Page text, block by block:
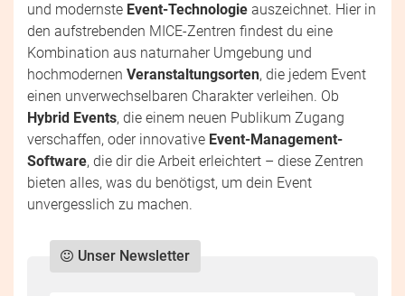
und modernste Event-Technologie auszeichnet. Hier in
den aufstrebenden MICE-Zentren findest du eine
Kombination aus naturnaher Umgebung und
hochmodernen Veranstaltungsorten, die jedem Event
einen unverwechselbaren Charakter verleihen. Ob
Hybrid Events, die einem neuen Publikum Zugang
verschaffen, oder innovative Event-Management-
Software, die dir die Arbeit erleichtert – diese Zentren
bieten alles, was du benötigst, um dein Event
unvergesslich zu machen.
Unser Newsletter